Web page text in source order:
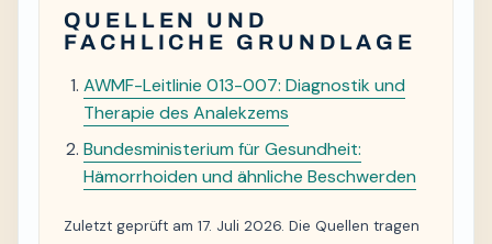
QUELLEN UND
FACHLICHE GRUNDLAGE
AWMF-Leitlinie 013-007: Diagnostik und
Therapie des Analekzems
Bundesministerium für Gesundheit:
Hämorrhoiden und ähnliche Beschwerden
Zuletzt geprüft am 17. Juli 2026. Die Quellen tragen